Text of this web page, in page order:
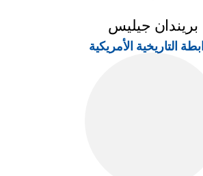
بريندان جيليس
التاريخية الأمريكية